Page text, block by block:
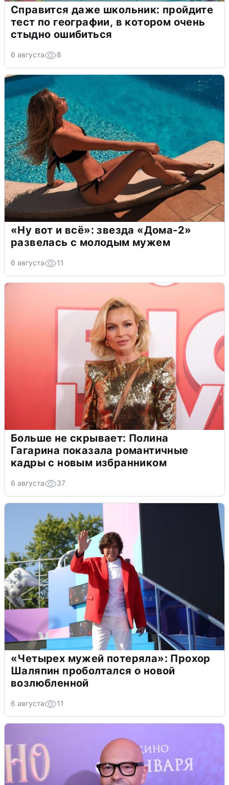
Справится даже школьник: пройдите
тест по географии, в котором очень
стыдно ошибиться
6 августа 8
«Ну вот и всё»: звезда «Дома-2»
развелась с молодым мужем
6 августа 11
Больше не скрывает: Полина
Гагарина показала романтичные
кадры с новым избранником
6 августа 37
«Четырех мужей потеряла»: Прохор
Шаляпин проболтался о новой
возлюбленной
6 августа 11